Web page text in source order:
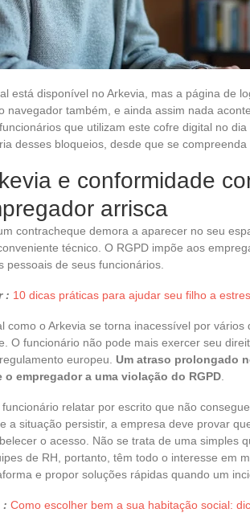
está disponível no Arkevia, mas a página de
navegador também, e ainda assim nada
que utilizam este cofre digital no
desses bloqueios, desde que se compreenda
e conformidade
arrisca
contracheque demora a aparecer no seu
técnico. O RGPD impõe aos
pessoais de seus funcionários.
: 10 dicas práticas para ajudar seu filho a
como o Arkevia se torna inacessível por vários
O funcionário não pode mais exercer seu
europeu. Um atraso prolongado
empregador a uma violação do RGPD
relatar por escrito que não
a situação persistir, a empresa deve provar
o acesso. Não se trata de uma simples
de RH, portanto, têm todo o interesse em
e propor soluções rápidas quando um
: Como escolher bem a sua habitação social: